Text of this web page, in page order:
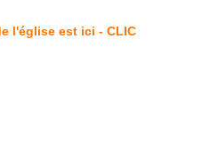
l'église est ici - CLIC